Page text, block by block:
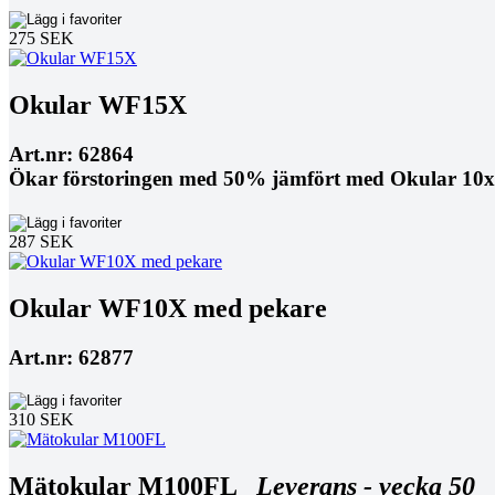
275 SEK
Okular WF15X
Art.nr: 62864
Ökar förstoringen med 50% jämfört med Okular
287 SEK
Okular WF10X med pekare
Art.nr: 62877
310 SEK
Mätokular M100FL Leverans - vecka 50